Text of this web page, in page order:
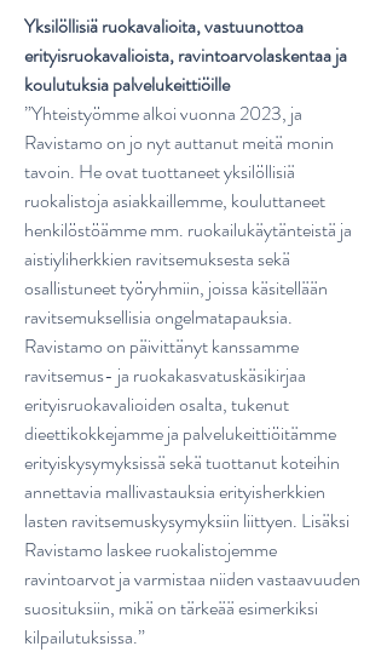
Yksilöllisiä ruokavalioita, vastuunottoa
erityisruokavalioista, ravintoarvolaskentaa ja
koulutuksia palvelukeittiöille
”Yhteistyömme alkoi vuonna 2023, ja
Ravistamo on jo nyt auttanut meitä monin
tavoin. He ovat tuottaneet yksilöllisiä
ruokalistoja asiakkaillemme, kouluttaneet
henkilöstöämme mm. ruokailukäytänteistä ja
aistiyliherkkien ravitsemuksesta sekä
osallistuneet työryhmiin, joissa käsitellään
ravitsemuksellisia ongelmatapauksia.
Ravistamo on päivittänyt kanssamme
ravitsemus- ja ruokakasvatuskäsikirjaa
erityisruokavalioiden osalta, tukenut
dieettikokkejamme ja palvelukeittiöitämme
erityiskysymyksissä sekä tuottanut koteihin
annettavia mallivastauksia erityisherkkien
lasten ravitsemuskysymyksiin liittyen. Lisäksi
Ravistamo laskee ruokalistojemme
ravintoarvot ja varmistaa niiden vastaavuuden
suosituksiin, mikä on tärkeää esimerkiksi
kilpailutuksissa.”